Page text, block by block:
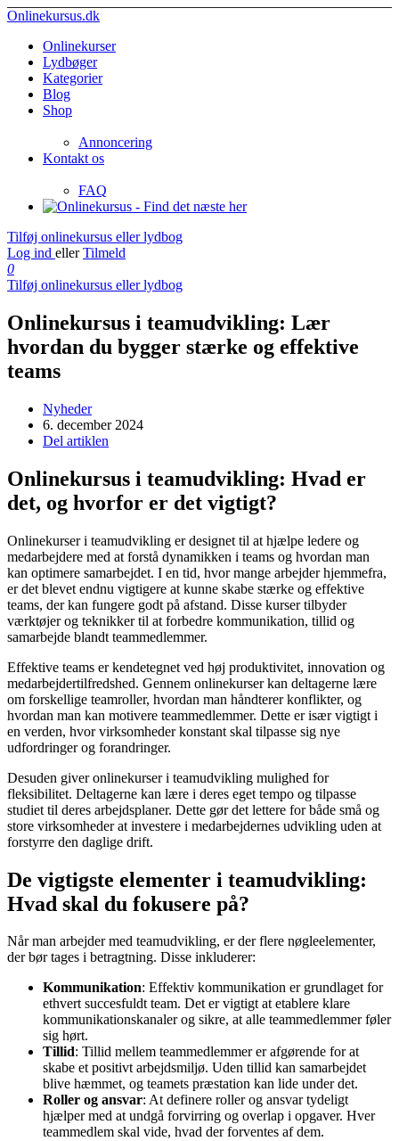
Onlinekursus.dk
Onlinekurser
Lydbøger
Kategorier
Blog
Shop
Annoncering
Kontakt os
FAQ
Tilføj onlinekursus eller lydbog
Log ind eller Tilmeld
0
Tilføj onlinekursus eller lydbog
Onlinekursus i teamudvikling: Lær
hvordan du bygger stærke og effektive
teams
Nyheder
6. december 2024
Del artiklen
Onlinekursus i teamudvikling: Hvad er
det, og hvorfor er det vigtigt?
Onlinekurser i teamudvikling er designet til at hjælpe ledere og
medarbejdere med at forstå dynamikken i teams og hvordan man
kan optimere samarbejdet. I en tid, hvor mange arbejder hjemmefra,
er det blevet endnu vigtigere at kunne skabe stærke og effektive
teams, der kan fungere godt på afstand. Disse kurser tilbyder
værktøjer og teknikker til at forbedre kommunikation, tillid og
samarbejde blandt teammedlemmer.
Effektive teams er kendetegnet ved høj produktivitet, innovation og
medarbejdertilfredshed. Gennem onlinekurser kan deltagerne lære
om forskellige teamroller, hvordan man håndterer konflikter, og
hvordan man kan motivere teammedlemmer. Dette er især vigtigt i
en verden, hvor virksomheder konstant skal tilpasse sig nye
udfordringer og forandringer.
Desuden giver onlinekurser i teamudvikling mulighed for
fleksibilitet. Deltagerne kan lære i deres eget tempo og tilpasse
studiet til deres arbejdsplaner. Dette gør det lettere for både små og
store virksomheder at investere i medarbejdernes udvikling uden at
forstyrre den daglige drift.
De vigtigste elementer i teamudvikling:
Hvad skal du fokusere på?
Når man arbejder med teamudvikling, er der flere nøgleelementer,
der bør tages i betragtning. Disse inkluderer:
Kommunikation: Effektiv kommunikation er grundlaget for
ethvert succesfuldt team. Det er vigtigt at etablere klare
kommunikationskanaler og sikre, at alle teammedlemmer føler
sig hørt.
Tillid: Tillid mellem teammedlemmer er afgørende for at
skabe et positivt arbejdsmiljø. Uden tillid kan samarbejdet
blive hæmmet, og teamets præstation kan lide under det.
Roller og ansvar: At definere roller og ansvar tydeligt
hjælper med at undgå forvirring og overlap i opgaver. Hver
teammedlem skal vide, hvad der forventes af dem.